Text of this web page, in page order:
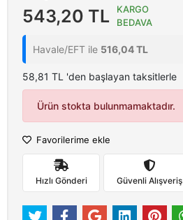
543,20 TL
KARGO
BEDAVA
Havale/EFT ile 516,04 TL
58,81 TL 'den başlayan taksitlerle
Ürün stokta bulunmamaktadır.
Favorilerime ekle
Hızlı Gönderi Güvenli Alışveriş